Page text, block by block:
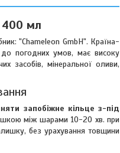
400 мл
"Chameleon GmbH". Країна-
до погодних умов, має високу
засобів, мінеральної оливи,
запобіжне кільце з-під
між шарами 10-20 хв. при
без урахування товщини